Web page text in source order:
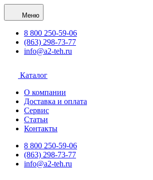
Меню
8 800 250-59-06
(863) 298-73-77
info@a2-teh.ru
Каталог
О компании
Доставка и оплата
Сервис
Статьи
Контакты
8 800 250-59-06
(863) 298-73-77
info@a2-teh.ru